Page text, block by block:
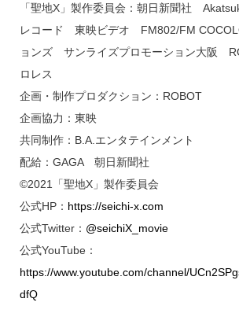
「聖地X」製作委員会：朝日新聞社
レコード 東映ビデオ FM802/FM
ョンズ サンライズプロモーション大阪
ロレス
企画・制作プロダクション：ROBOT
企画協力：東映
共同制作：B.A.エンタテインメント
配給：GAGA 朝日新聞社
©2021「聖地X」製作委員会
公式HP： https://seichi-x.com
公式Twitter： @seichiX_movie
公式YouTube：
https://www.youtube.com/channel/
dfQ